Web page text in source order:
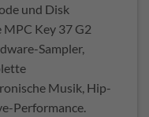
und Disk
Key 37 G2
Sampler,
Musik, Hip-
Performance.